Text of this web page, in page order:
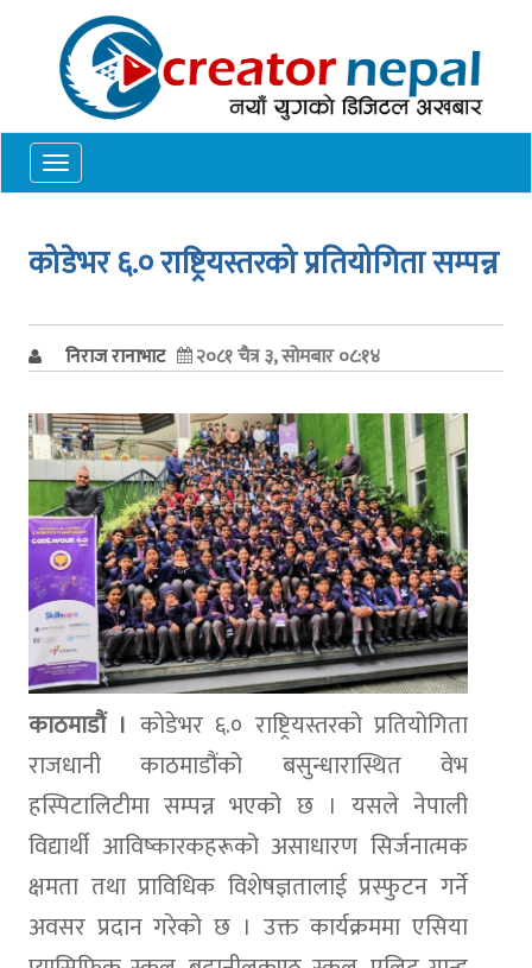
Toggle
navigation
कोडेभर ६.० राष्ट्रियस्तरको प्रतियोगिता सम्पन्न
निराज रानाभाट २०८१ चैत्र ३, सोमबार ०८:१४
काठमाडौं । कोडेभर ६.० राष्ट्रियस्तरको प्रतियोगिता
राजधानी काठमाडौंको बसुन्धारास्थित वेभ
हस्पिटालिटीमा सम्पन्न भएको छ । यसले नेपाली
विद्यार्थी आविष्कारकहरूको असाधारण सिर्जनात्मक
क्षमता तथा प्राविधिक विशेषज्ञतालाई प्रस्फुटन गर्ने
अवसर प्रदान गरेको छ । उक्त कार्यक्रममा एसिया